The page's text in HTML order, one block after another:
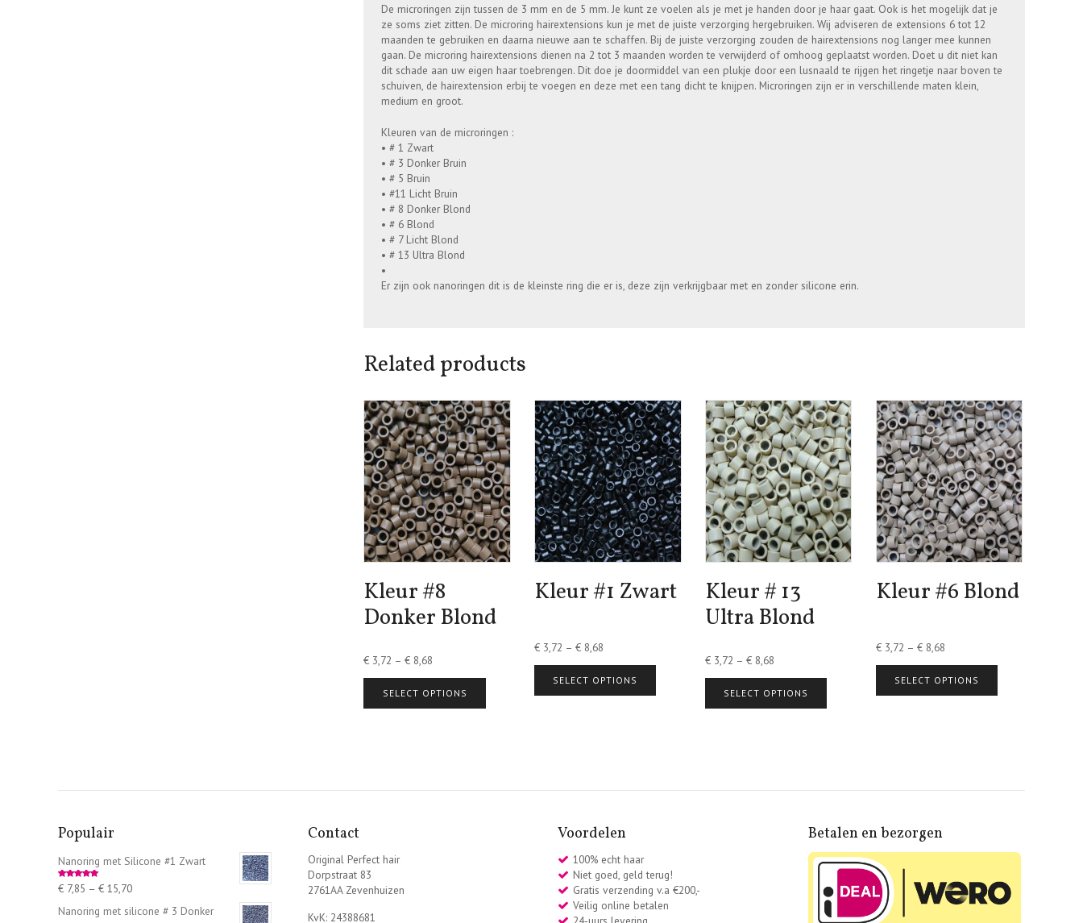
De microringen zijn tussen de 3 mm en de 5 mm. Je kunt ze voelen als je met je handen door je haar gaat. Ook is het mogelijk dat je
ze soms ziet zitten. De microring hairextensions kun je met de juiste verzorging hergebruiken. Wij adviseren de extensions 6 tot 12
maanden te gebruiken en daarna nieuwe aan te schaffen. Bij de juiste verzorging zouden de hairextensions nog langer mee kunnen
gaan. De microring hairextensions dienen na 2 tot 3 maanden worden te verwijderd of omhoog geplaatst worden. Doet u dit niet kan
dit schade aan uw eigen haar toebrengen. Dit doe je doormiddel van een plukje door een lusnaald te rijgen het ringetje naar boven te
schuiven, de hairextension erbij te voegen en deze met een tang dicht te knijpen. Microringen zijn er in verschillende maten klein,
medium en groot.
Kleuren van de microringen :
• # 1 Zwart
• # 3 Donker Bruin
• # 5 Bruin
• #11 Licht Bruin
• # 8 Donker Blond
• # 6 Blond
• # 7 Licht Blond
• # 13 Ultra Blond
•
Er zijn ook nanoringen dit is de kleinste ring die er is, deze zijn verkrijgbaar met en zonder silicone erin.
Related products
Kleur #8
Donker Blond
€ 3,72 –€ 8,68
SELECT OPTIONS
Kleur #1 Zwart
€ 3,72 –€ 8,68
SELECT OPTIONS
Kleur # 13
Ultra Blond
€3,72 – €8,68
SELECT OPTIONS
Kleur #6 Blond
€3,72 – €8,68
SELECT OPTIONS
Populair
Nanoring met Silicone #1 Zwart
Rated5.00
out of 5
€ 7,85 – € 15,70
Nanoring met silicone # 3 Donker
Contact
Original Perfect hair
Dorpstraat 83
2761AA Zevenhuizen
KvK: 24388681
Voordelen
100% echt haar
Niet goed, geld terug!
Gratis verzending v.a €200,-
Veilig online betalen
Betalen en bezorgen